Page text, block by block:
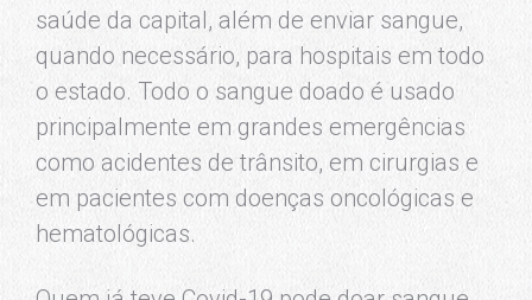
saúde da capital, além de enviar sangue,
quando necessário, para hospitais em todo
o estado. Todo o sangue doado é usado
principalmente em grandes emergências
como acidentes de trânsito, em cirurgias e
em pacientes com doenças oncológicas e
hematológicas.